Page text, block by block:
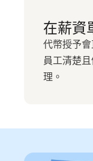
在薪資
代幣授予
員工清楚
理。